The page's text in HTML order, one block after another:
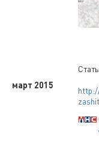
март 2015